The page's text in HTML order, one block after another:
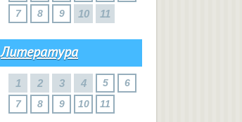
7
8 9 10 11
Литература
1 2 3 4 5
6
7
8 9 10 11